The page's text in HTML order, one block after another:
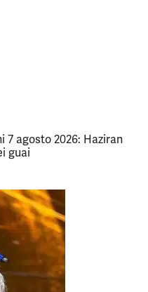
7 agosto 2026: Haziran
guai